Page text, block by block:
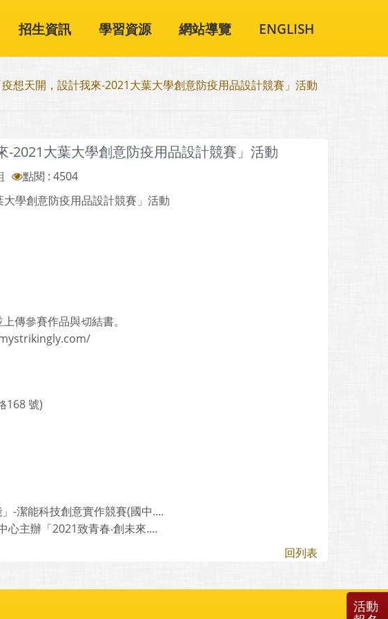
招生資訊 學習資源 網站導覽 ENGLISH
想天開，設計我來-2021大葉大學創意防疫用品設計競賽」活動
2021大葉大學創意防疫用品設計競賽」活動
點閱 : 4504
學創意防疫用品設計競賽」活動
傳參賽作品與切結書。
168 號)
-潔能科技創意實作競賽(國中....
主辦「2021致青春‧創未來....
回列表
活動